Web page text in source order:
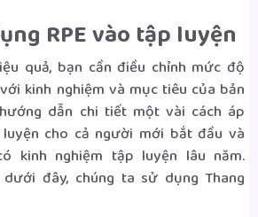
RPE vào tập luyện
quả, bạn cần điều chỉnh mức độ
kinh nghiệm và mục tiêu của bản
dẫn chi tiết một vài cách áp
cho cả người mới bắt đầu và
kinh nghiệm tập luyện lâu năm.
đây, chúng ta sử dụng Thang